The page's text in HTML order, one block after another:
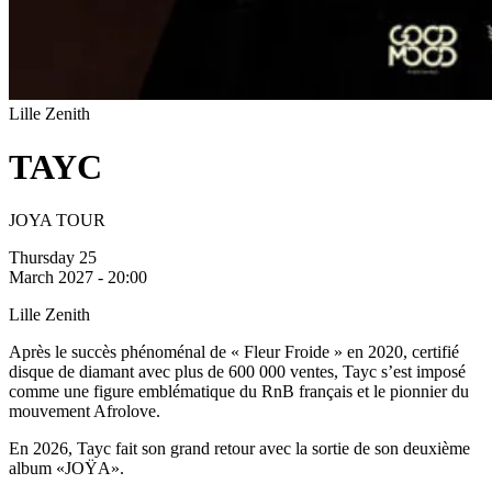
Lille Zenith
TAYC
JOYA TOUR
Thursday 25
March 2027 - 20:00
Lille Zenith
Après le succès phénoménal de « Fleur Froide » en 2020, certifié
disque de diamant avec plus de 600 000 ventes, Tayc s’est imposé
comme une figure emblématique du RnB français et le pionnier du
mouvement Afrolove.
En 2026, Tayc fait son grand retour avec la sortie de son deuxième
album «JOŸA».